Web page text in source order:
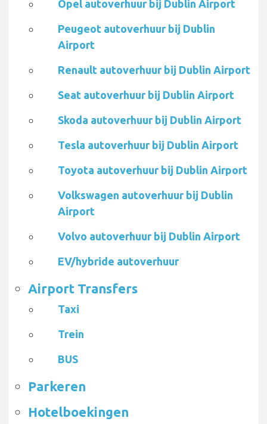
Opel autoverhuur bij Dublin Airport
Peugeot autoverhuur bij Dublin
Airport
Renault autoverhuur bij Dublin Airport
Seat autoverhuur bij Dublin Airport
Skoda autoverhuur bij Dublin Airport
Tesla autoverhuur bij Dublin Airport
Toyota autoverhuur bij Dublin Airport
Volkswagen autoverhuur bij Dublin
Airport
Volvo autoverhuur bij Dublin Airport
EV/hybride autoverhuur
Airport Transfers
Taxi
Trein
BUS
Parkeren
Hotelboekingen